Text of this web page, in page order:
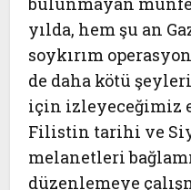
yılda, hem şu an
soykırım
de daha kötü
için izleyeceğimiz
Filistin tarihi ve
melanetleri
düzenlemeye